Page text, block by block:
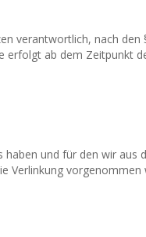
verantwortlich, nach
ab dem Zeitpunkt
und für den wir aus